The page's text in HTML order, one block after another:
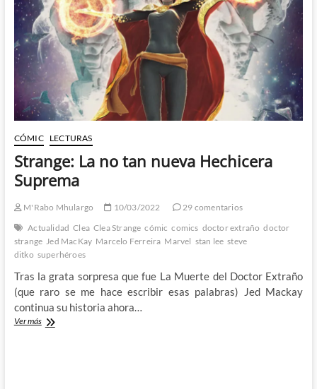
y
Marcelo
Ferreira
nos
siguen
sorprendiendo
CÓMIC LECTURAS
Strange: La no tan nueva Hechicera
Suprema
M'Rabo Mhulargo 10/03/2022
29 comentarios
Actualidad Clea Clea Strange cómic comics doctor extraño doctor
strange Jed MacKay Marcelo Ferreira Marvel stan lee steve
ditko superhéroes
Tras la grata sorpresa que fue La Muerte del Doctor Extraño
(que raro se me hace escribir esas palabras) Jed Mackay
continua su historia ahora…
Ver másStrange: